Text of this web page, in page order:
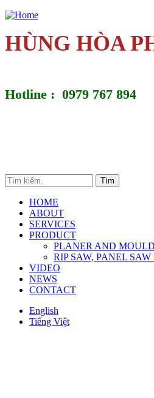
Jump to navigation
HÙNG HÒA
Hotline : 0979 767 894
Tìm site này
HOME
ABOUT
SERVICES
PRODUCT
PLANER AND
RIP SAW, PANEL
VIDEO
NEWS
CONTACT
English
Tiếng Việt